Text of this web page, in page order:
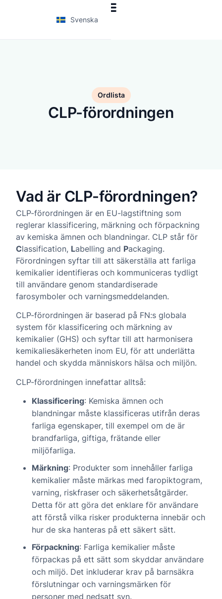
Svenska
Ordlista
CLP-förordningen
Vad är CLP-förordningen?
CLP-förordningen är en EU-lagstiftning som
reglerar klassificering, märkning och förpackning
av kemiska ämnen och blandningar. CLP står för
Classification, Labelling and Packaging.
Förordningen syftar till att säkerställa att farliga
kemikalier identifieras och kommuniceras tydligt
till användare genom standardiserade
farosymboler och varningsmeddelanden.
CLP-förordningen är baserad på FN:s globala
system för klassificering och märkning av
kemikalier (GHS) och syftar till att harmonisera
kemikaliesäkerheten inom EU, för att underlätta
handel och skydda människors hälsa och miljön.
CLP-förordningen innefattar alltså:
Klassificering: Kemiska ämnen och
blandningar måste klassificeras utifrån deras
farliga egenskaper, till exempel om de är
brandfarliga, giftiga, frätande eller
miljöfarliga.
Märkning: Produkter som innehåller farliga
kemikalier måste märkas med faropiktogram,
varning, riskfraser och säkerhetsåtgärder.
Detta för att göra det enklare för användare
att förstå vilka risker produkterna innebär och
hur de ska hanteras på ett säkert sätt.
Förpackning: Farliga kemikalier måste
förpackas på ett sätt som skyddar användare
och miljö. Det inkluderar krav på barnsäkra
förslutningar och varningsmärken för
personer med nedsatt syn.